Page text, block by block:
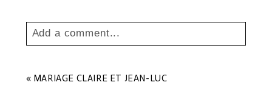
Add a comment...
Les champs marqués sont requis *
« MARIAGE CLAIRE ET JEAN-LUC